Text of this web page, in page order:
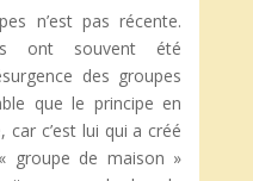
n’est pas récente.
ont souvent été
des groupes
que le principe en
c’est lui qui a créé
groupe de maison »